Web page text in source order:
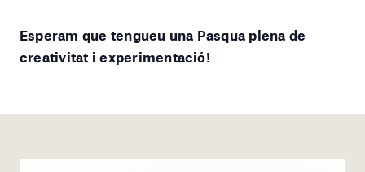
Esperam que tengueu una Pasqua plena de
creativitat i experimentació!